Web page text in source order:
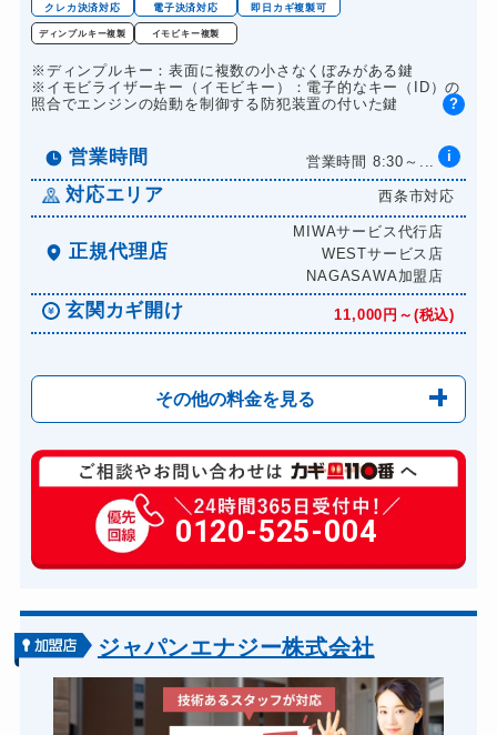
ドアノブカギ交換
クレカ決済対応
電子決済対応 即日カギ複製可
ディンプルキー複製 イモビキー複製
※ディンプルキー：表面に複数の小さなくぼみがある鍵
※イモビライザーキー（イモビキー）：電子的なキー（ID）の
照合でエンジンの始動を制御する防犯装置の付いた鍵
営業時間 営業時間 8:30～... i
対応エリア 西条市対応
正規代理店
MIWAサービス代行店
WESTサービス店
NAGASAWA加盟店
?
玄関カギ開け 11,000円～(税込)
その他の料金を見る
玄関カギ複製 770円(税込)～
玄関カギ開け 11,000円～(税込)
玄関カギ修理 6,600円～(税込)
玄関カギ交換 14,300円～(税込)
車カギ開け 13,200円～(税込)...
バイクカギ開け 13,200円～(税込)...
0120-525-004
ジャパンエナジー株式会社